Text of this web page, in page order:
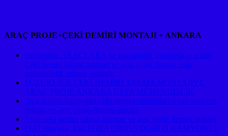
ARAÇ PROJE+ÇEKİ DEMİRİ MONTAJI + ANKARA
volswagen ARAÇLARA ve transporter ,caravella araçlara
Çeki demiri takma montajı ve araç proje firması usta
mühendislik ankara ostimde
SUZUKI JLX ÇEKİ DEMİRİ TAKMA MONTAJIVE
ARAÇ PROJE ANKARA USTA MÜHENDİSLİK
suzu-d-max-kamyonet-ceki-demiri-montajlari-fiyati-maliyeti-
ankara-ve-arac-proje-firmasi-ankara
Audi çeki demiri takma montajı ve araç proje firması ankara
FIAT araçlara ,Fıat EGEA CROSS DOBLO KAMYONET